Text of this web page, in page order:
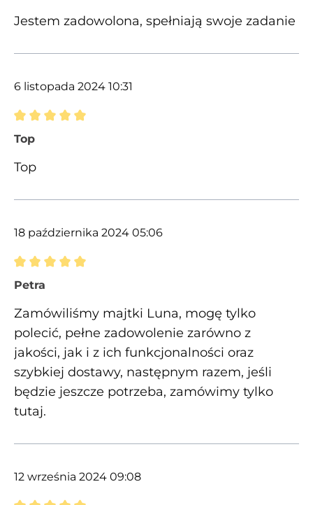
Jestem zadowolona, spełniają swoje zadanie
6 listopada 2024 10:31
Recenzja z oceną 5 spośród 5 gwiazdek
Top
Top
18 października 2024 05:06
Recenzja z oceną 5 spośród 5 gwiazdek
Petra
Zamówiliśmy majtki Luna, mogę tylko
polecić, pełne zadowolenie zarówno z
jakości, jak i z ich funkcjonalności oraz
szybkiej dostawy, następnym razem, jeśli
będzie jeszcze potrzeba, zamówimy tylko
tutaj.
12 września 2024 09:08